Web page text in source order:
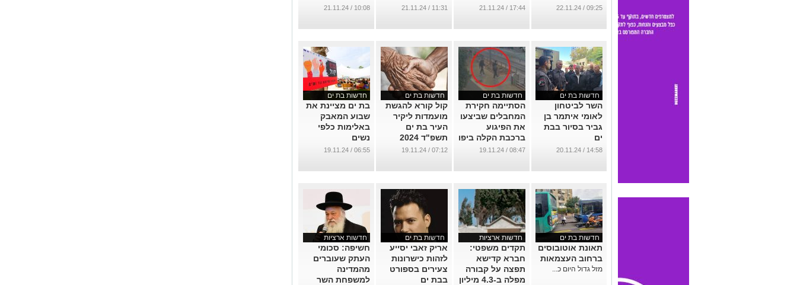
רשות התחרות
במעבר האחריות
...
09:25 / 22.11.24
17:44 / 21.11.24
11:31 / 21.11.24
10:08 / 21.11.24
חדשות בת ים
השר לביטחון
לאומי איתמר בן
גביר בסיור בבת
ים
...
14:58 / 20.11.24
חדשות בת ים
הסתיימה חקירת
המחבלים שביצעו
את הפיגוע
ברכבת הקלה ביפו
...
08:47 / 19.11.24
חדשות בת ים
קול קורא להגשת
מועמדות ליקיר
העיר בת ים
תשפ"ד 2024
...
07:12 / 19.11.24
חדשות בת ים
בת ים מציינת את
שבוע המאבק
באלימות כלפי
נשים
...
06:55 / 19.11.24
חדשות בת ים
תאונת אוטובוסים
ברחוב העצמאות
מזל גדול היום כ...
חדשות ארציות
תקדים משפטי:
חברא קדישא
תפצה על קבורה
מפלה ב-4.3 מיליון
חדשות בת ים
אריק זאבי יסייע
לזהות כישרונות
צעירים בספורט
בבת ים
חדשות ארציות
חשיפה: סכומי
העתק שעוברים
מהמדינה
למשפחת השר